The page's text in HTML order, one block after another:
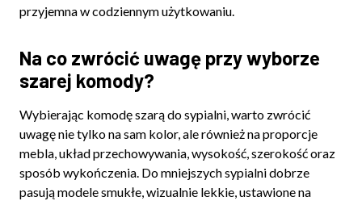
przyjemna w codziennym użytkowaniu.
Na co zwrócić uwagę przy wyborze
szarej komody?
Wybierając komodę szarą do sypialni, warto zwrócić
uwagę nie tylko na sam kolor, ale również na proporcje
mebla, układ przechowywania, wysokość, szerokość oraz
sposób wykończenia. Do mniejszych sypialni dobrze
pasują modele smukłe, wizualnie lekkie, ustawione na